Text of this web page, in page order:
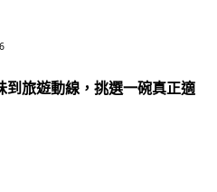
旅遊動線，挑選一碗真正適